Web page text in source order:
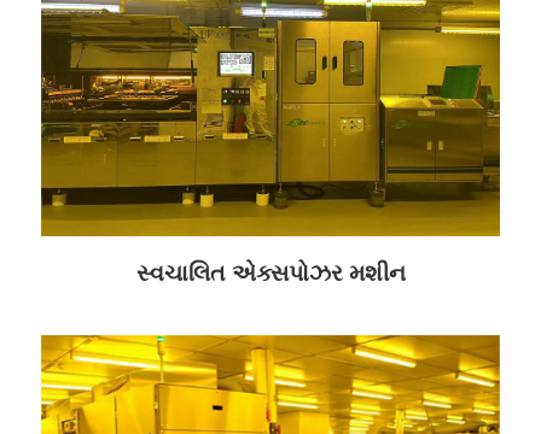
સ્વચાલિત એક્સપોઝર મશીન